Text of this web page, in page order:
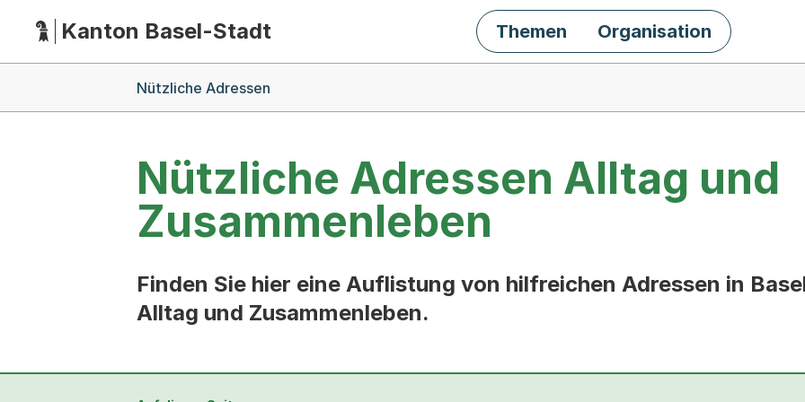
HauptnavigationKanton Basel-Stadt Themen Organisation
Nützliche Adressen
Nützliche Adressen Alltag und
Zusammenleben
Finden Sie hier eine Auflistung von hilfreichen Adressen in
Alltag und Zusammenleben.